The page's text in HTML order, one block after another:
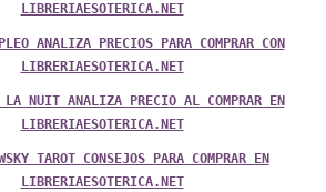
LIBRERIAESOTERICA.NET
ANALIZA PRECIOS PARA COMPRAR CON
LIBRERIAESOTERICA.NET
NUIT ANALIZA PRECIO AL COMPRAR EN
LIBRERIAESOTERICA.NET
TAROT CONSEJOS PARA COMPRAR EN
LIBRERIAESOTERICA.NET